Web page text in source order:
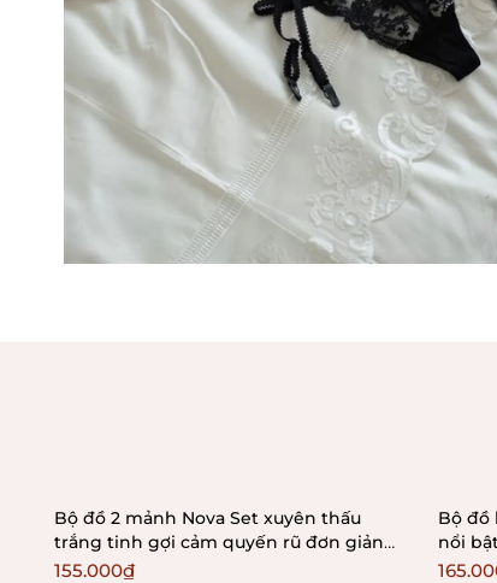
Bộ đồ 2 mảnh Nova Set xuyên thấu
trắng tinh gợi cảm quyến rũ đơn giản
Bralettehousevn
155.000₫
Bộ đồ lót 2 mảnh
nổi